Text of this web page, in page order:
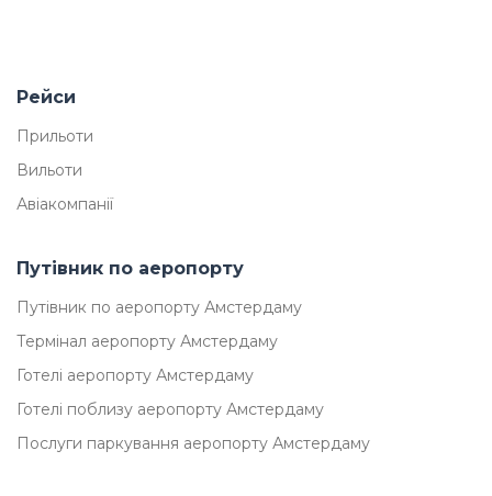
Рейси
Прильоти
Вильоти
Авіакомпанії
Путівник по аеропорту
Путівник по аеропорту Амстердаму
Термінал аеропорту Амстердаму
Готелі аеропорту Амстердаму
Готелі поблизу аеропорту Амстердаму
Послуги паркування аеропорту Амстердаму